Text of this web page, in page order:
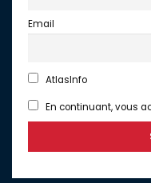
Email
AtlasInfo
En continuant, vous